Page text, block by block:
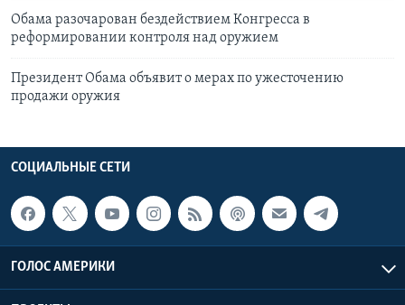
Обама разочарован бездействием Конгресса в
реформировании контроля над оружием
Президент Обама объявит о мерах по ужесточению
продажи оружия
СОЦИАЛЬНЫЕ СЕТИ
ГОЛОС АМЕРИКИ